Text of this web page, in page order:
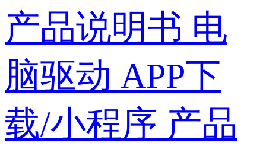
产品说明书 电
脑驱动 APP下
载/小程序 产品